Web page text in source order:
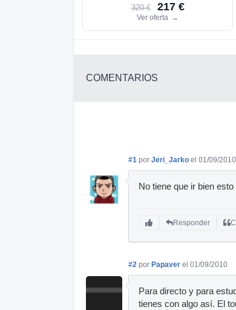
320 € 217 €
Ver oferta →
COMENTARIOS
#1 por Jeri_Jarko el 01/09/2010
No tiene que ir bien
Responder
#2 por Papaver el 01/09/2010
Para directo y para
tienes con algo así. El